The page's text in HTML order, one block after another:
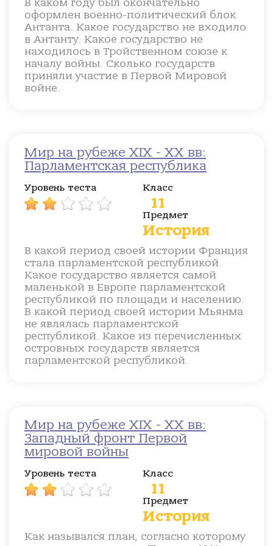
В каком году был окончательно
оформлен военно-политический блок
Антанта. Какое государство не входило
в Антанту. Какое государство не
находилось в Тройственном союзе к
началу войны. Сколько государств
приняли участие в Первой Мировой
войне.
Мир на рубеже XIX - XX вв:
Парламентская республика
Уровень теста Класс
11
Предмет
История
В какой период своей истории Франция
стала парламентской республикой.
Какое государство является самой
маленькой в Европе парламентской
республикой по площади и населению.
В какой период своей истории Мьянма
не являлась парламентской
республикой. Какое из перечисленных
островных государств является
парламентской республикой.
Мир на рубеже XIX - XX вв:
Западный фронт Первой
мировой войны
Уровень теста Класс
11
Предмет
История
Как назывался план, согласно которому